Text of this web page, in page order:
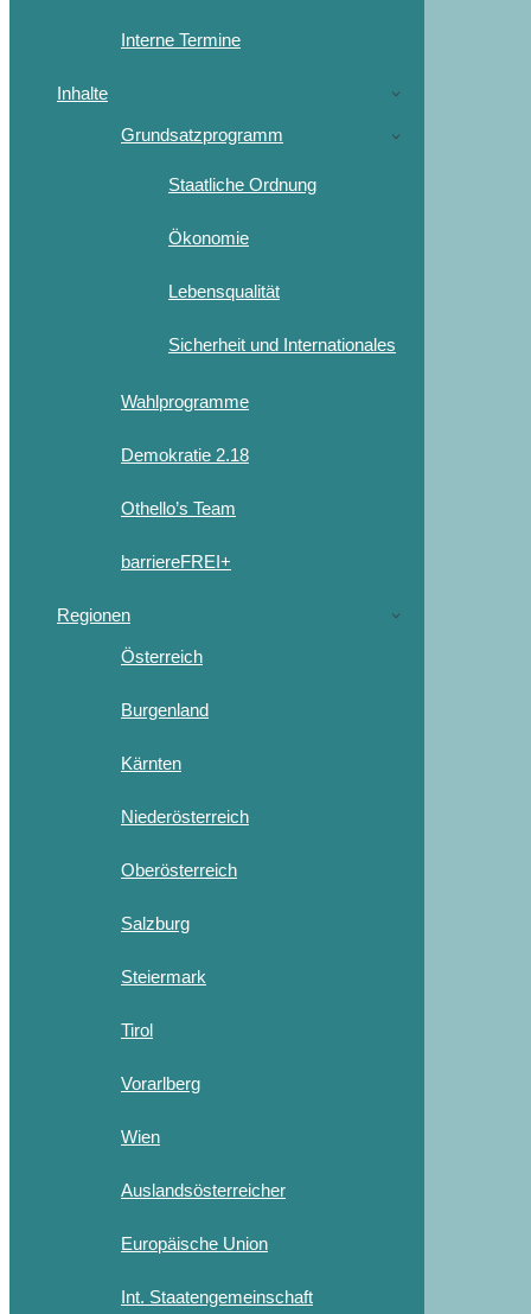
Interne Termine
Inhalte
Grundsatzprogramm
Staatliche Ordnung
Ökonomie
Lebensqualität
Sicherheit und Internationales
Wahlprogramme
Demokratie 2.18
Othello’s Team
barriereFREI+
Regionen
Österreich
Burgenland
Kärnten
Niederösterreich
Oberösterreich
Salzburg
Steiermark
Tirol
Vorarlberg
Wien
Auslandsösterreicher
Europäische Union
Int. Staatengemeinschaft